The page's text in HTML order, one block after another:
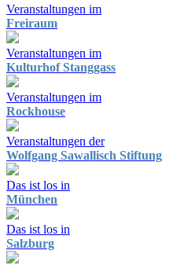
Veranstaltungen im
Freiraum
Veranstaltungen im
Kulturhof Stanggass
Veranstaltungen im
Rockhouse
Veranstaltungen der
Wolfgang Sawallisch Stiftung
Das ist los in
München
Das ist los in
Salzburg